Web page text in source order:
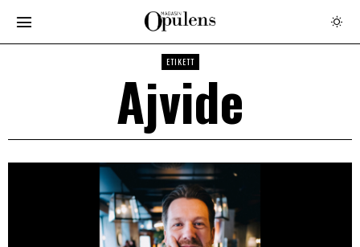
ETIKETT
Ajvide